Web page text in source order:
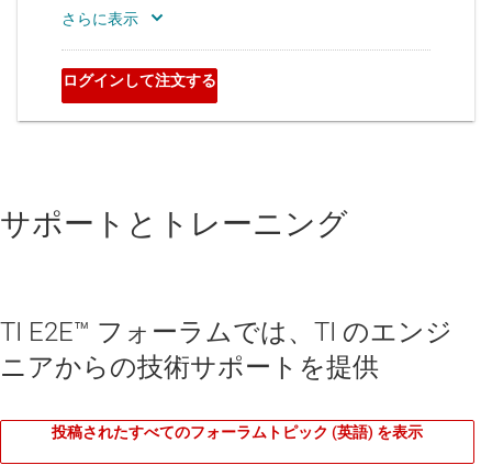
サポートとトレーニング
TI E2E™ フォーラムでは、TI のエンジ
ニアからの技術サポートを提供
投稿されたすべてのフォーラムトピック (英語) を表示